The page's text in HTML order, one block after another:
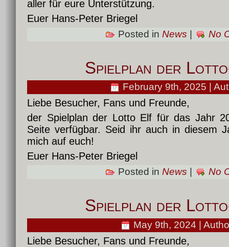
aller für eure Unterstützung.
Euer Hans-Peter Briegel
Posted in News No
Spielplan der
February 9th, 2025 |
Liebe Besucher, Fans und Freunde,
der Spielplan der Lotto Elf für das Jahr
Seite verfügbar. Seid ihr auch in diesem
mich auf euch!
Euer Hans-Peter Briegel
Posted in News No
Spielplan der
May 9th, 2024 |
Liebe Besucher, Fans und Freunde,